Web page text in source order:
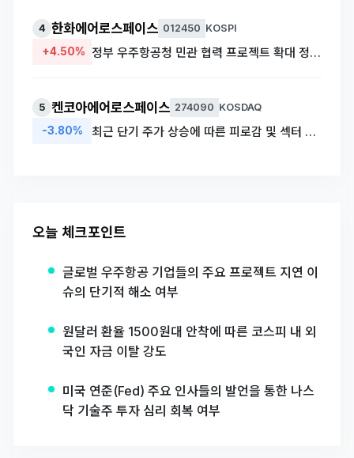
4 한화에어로스페이스 012450 KOSPI
+4.50% 정부 우주항공청 민관 협력 프로젝트 확대 정책의 수혜주로 부각
5 켄코아에어로스페이스 274090 KOSDAQ
-3.80% 최근 단기 주가 상승에 따른 피로감 및 섹터 내 순환매 성격의 매물 출회
오늘 체크포인트
글로벌 우주항공 기업들의 주요 프로젝트 지연 이
슈의 단기적 해소 여부
원달러 환율 1500원대 안착에 따른 코스피 내 외
국인 자금 이탈 강도
미국 연준(Fed) 주요 인사들의 발언을 통한 나스
닥 기술주 투자 심리 회복 여부